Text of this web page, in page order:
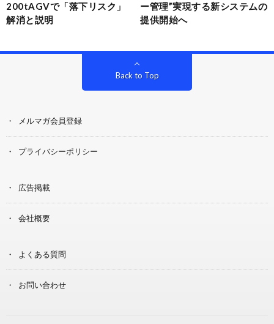
200tAGVで「落下リスク」
解消と説明
ー管理”実現する新システムの
提供開始へ
Back to Top
メルマガ会員登録
プライバシーポリシー
広告掲載
会社概要
よくある質問
お問い合わせ